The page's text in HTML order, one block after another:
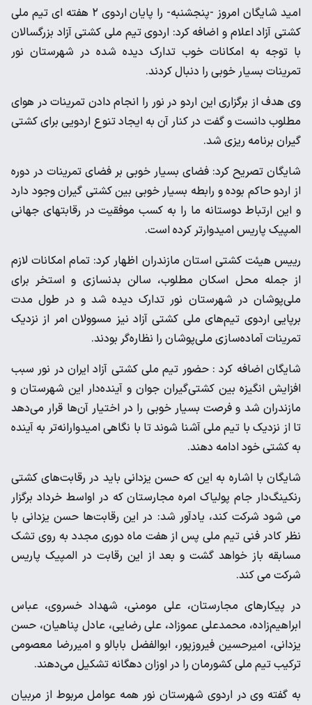
امید شایگان امروز -پنجشنبه- را پایان اردوی ۲ هفته ای تیم ملی
کشتی آزاد اعلام و اضافه کرد: اردوی تیم ملی کشتی آزاد بزرگسالان
با توجه به امکانات خوب تدارک دیده شده در شهرستان نور
تمرینات بسیار خوبی را دنبال کردند.
وی هدف از برگزاری این اردو در نور را انجام دادن تمرینات در هوای
مطلوب دانست و گفت در کنار آن به ایجاد تنوع اردویی برای کشتی
گیران برنامه ریزی شد.
شایگان تصریح کرد: فضای بسیار خوبی بر فضای تمرینات در دوره
از اردو حاکم بوده و رابطه بسیار خوبی بین کشتی گیران وجود دارد
و این ارتباط دوستانه ما را به کسب موفقیت در رقابتهای جهانی
المپیک پاریس امیدوارتر کرده است.
رییس هیئت کشتی استان مازندران اظهار کرد: تمام امکانات لازم
از جمله محل اسکان مطلوب، سالن بدنسازی و استخر برای
ملی‌پوشان در شهرستان نور تدارک دیده شد و در طول مدت
برپایی اردوی تیم‌های ملی کشتی آزاد نیز مسوولان امر از نزدیک
تمرینات آماده‌سازی ملی‌پوشان را نظاره‌گر بودند.
شایگان اضافه کرد : حضور تیم ملی کشتی آزاد ایران در نور سبب
افزایش انگیزه بین کشتی‌گیران جوان و آینده‌دار این شهرستان و
مازندران شد و فرصت بسیار خوبی را در اختیار آن‌ها قرار می‌دهد
تا از نزدیک با تیم ملی آشنا شوند تا با نگاهی امیدوارانه‌تر به آینده
به کشتی خود ادامه دهند.
شایگان با اشاره به این که حسن یزدانی باید در رقابت‌های کشتی
رنکینگ‌دار جام پولیاک امره مجارستان که در اواسط خرداد برگزار
می شود شرکت کند، یادآور شد: در این رقابت‌ها حسن یزدانی با
نظر کادر فنی تیم ملی پس از هفت ماه دوری مجدد به روی تشک
مسابقه باز خواهد گشت و بعد از این رقابت در المپیک پاریس
شرکت می کند.
در پیکارهای مجارستان، علی مومنی، شهداد خسروی، عباس
ابراهیم‌زاده، محمدعلی عموزاد، علی رضایی، عادل پناهیان، حسن
یزدانی، امیرحسین فیروزپور، ابوالفضل بابالو و امیررضا معصومی
ترکیب تیم ملی کشورمان را در اوزان دهگانه تشکیل می‌دهند.
به گفته وی در اردوی شهرستان نور همه عوامل مربوط از مربیان